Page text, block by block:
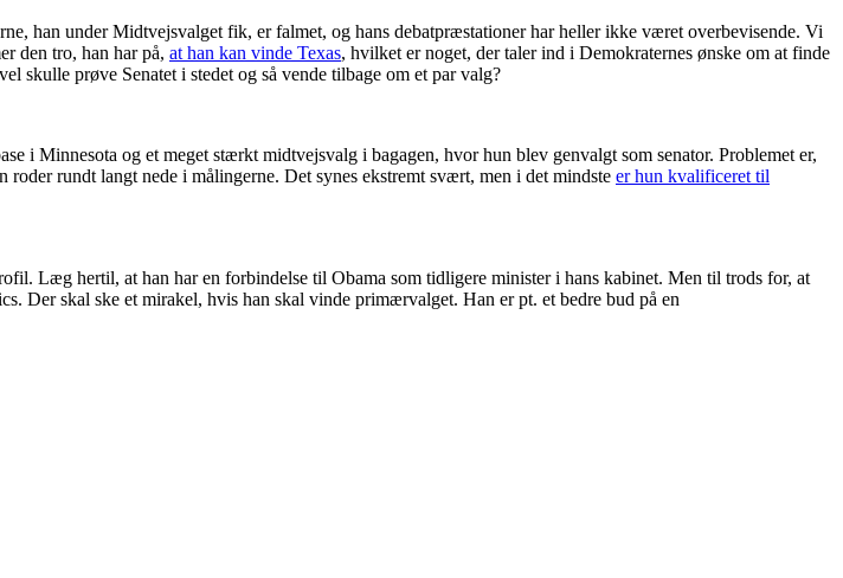
han under Midtvejsvalget fik, er falmet, og hans debatpræstationer har heller ikke været overbevisende. Vi
den tro, han har på, at han kan vinde Texas, hvilket er noget, der taler ind i Demokraternes ønske om at finde
skulle prøve Senatet i stedet og så vende tilbage om et par valg?
i Minnesota og et meget stærkt midtvejsvalg i bagagen, hvor hun blev genvalgt som senator. Problemet er,
rundt langt nede i målingerne. Det synes ekstremt svært, men i det mindste er hun kvalificeret til
Læg hertil, at han har en forbindelse til Obama som tidligere minister i hans kabinet. Men til trods for, at
Der skal ske et mirakel, hvis han skal vinde primærvalget. Han er pt. et bedre bud på en